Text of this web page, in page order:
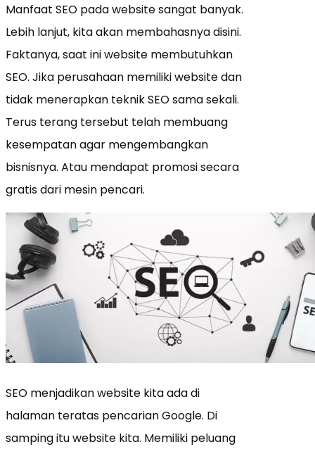
Manfaat SEO pada website sangat banyak.
Lebih lanjut, kita akan membahasnya disini.
Faktanya, saat ini website membutuhkan
SEO. Jika perusahaan memiliki website dan
tidak menerapkan teknik SEO sama sekali.
Terus terang tersebut telah membuang
kesempatan agar mengembangkan
bisnisnya. Atau mendapat promosi secara
gratis dari mesin pencari.
SEO menjadikan website kita ada di
halaman teratas pencarian Google. Di
samping itu website kita. Memiliki peluang